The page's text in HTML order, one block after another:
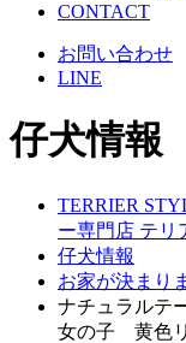
CONTACT
お問い合わせ
LINE
仔犬情報
TERRIER
ー専門店 テリ
仔犬情報
お家が決まり
ナチュラル
女の子 黄色